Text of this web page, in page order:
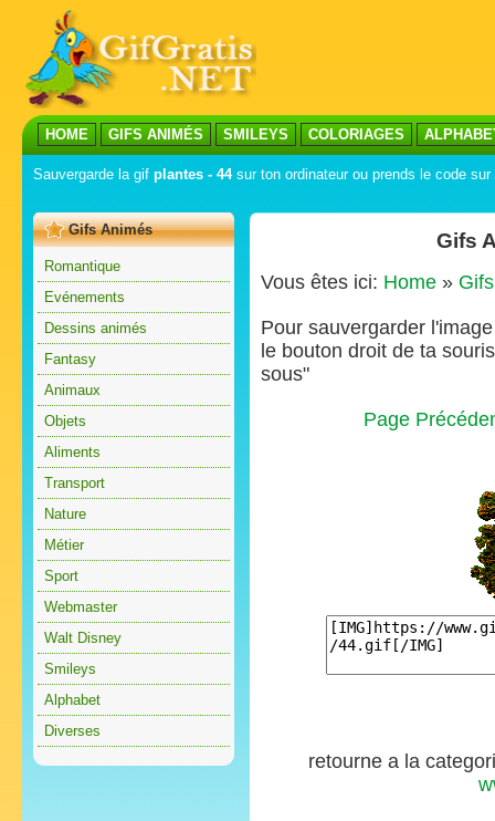
HOME GIFS ANIMÉS SMILEYS COLORIAGES
Sauvergarde la gif plantes - 44sur ton ordinateur ou prends le code sur
Gifs Animés
Romantique
Evénements
Dessins animés
Fantasy
Animaux
Objets
Aliments
Transport
Nature
Métier
Sport
Webmaster
Walt Disney
Smileys
Alphabet
Diverses
Gifs
Vous êtes ici: Home »
Pour sauvergarder
le bouton droit de ta
sous"
Page
retourne a la